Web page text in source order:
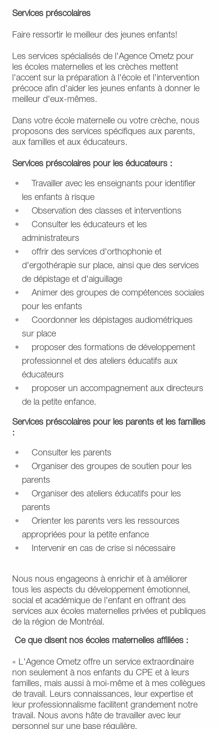
Services préscolaires
Faire ressortir le meilleur des jeunes enfants!
Les services spécialisés de l'Agence Ometz pour
les écoles maternelles et les crèches mettent
l'accent sur la préparation à l'école et l'intervention
précoce afin d'aider les jeunes enfants à donner le
meilleur d'eux-mêmes.
Dans votre école maternelle ou votre crèche, nous
proposons des services spécifiques aux parents,
aux familles et aux éducateurs.
Services préscolaires pour les éducateurs :
Travailler avec les enseignants pour identifier
les enfants à risque
Observation des classes et interventions
Consulter les éducateurs et les
administrateurs
offrir des services d'orthophonie et
d'ergothérapie sur place, ainsi que des services
de dépistage et d'aiguillage
Animer des groupes de compétences sociales
pour les enfants
Coordonner les dépistages audiométriques
sur place
proposer des formations de développement
professionnel et des ateliers éducatifs aux
éducateurs
proposer un accompagnement aux directeurs
de la petite enfance.
Services préscolaires pour les parents et les familles
:
Consulter les parents
Organiser des groupes de soutien pour les
parents
Organiser des ateliers éducatifs pour les
parents
Orienter les parents vers les ressources
appropriées pour la petite enfance
Intervenir en cas de crise si nécessaire
Nous nous engageons à enrichir et à améliorer
tous les aspects du développement émotionnel,
social et académique de l'enfant en offrant des
services aux écoles maternelles privées et publiques
de la région de Montréal.
Ce que disent nos écoles maternelles affiliées :
« L'Agence Ometz offre un service extraordinaire
non seulement à nos enfants du CPE et à leurs
familles, mais aussi à moi-même et à mes collègues
de travail. Leurs connaissances, leur expertise et
leur professionnalisme facilitent grandement notre
travail. Nous avons hâte de travailler avec leur
personnel sur une base régulière.